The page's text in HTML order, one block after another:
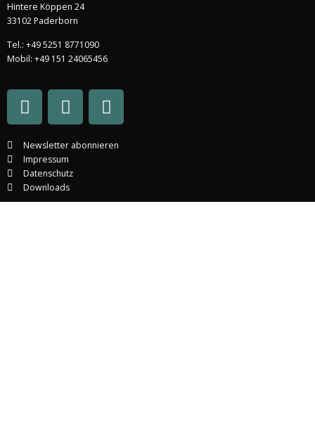
Hintere Köppen 24
33102 Paderborn
Tel.: +49 5251 8771090
Mobil: +49 151 24065456
Newsletter abonnieren
Impressum
Datenschutz
Downloads